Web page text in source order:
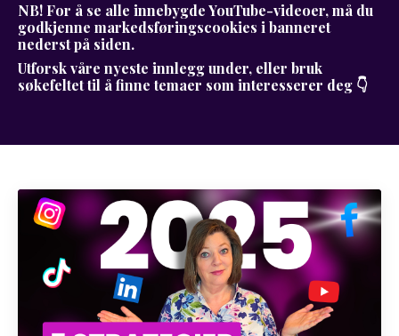
NB! For å se alle innebygde YouTube-videoer, må du
godkjenne markedsføringscookies i banneret
nederst på siden.
Utforsk våre nyeste innlegg under, eller bruk
søkefeltet til å finne temaer som interesserer deg 👇